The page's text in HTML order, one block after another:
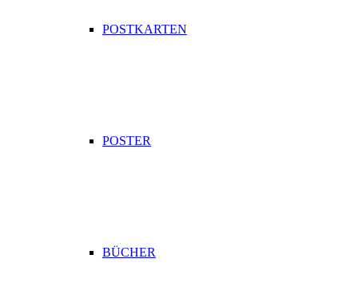
POSTKARTEN
POSTER
BÜCHER